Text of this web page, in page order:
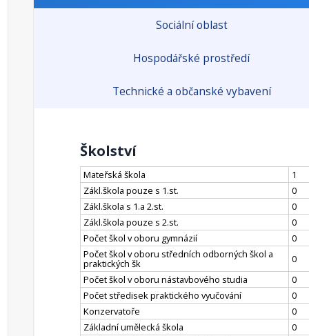
Sociální oblast
Hospodářské prostředí
Technické a občanské vybavení
Školství
Mateřská škola
1
Zákl.škola pouze s 1.st.
0
Zákl.škola s 1.a 2.st.
0
Zákl.škola pouze s 2.st.
0
Počet škol v oboru gymnázií
0
Počet škol v oboru středních odborných škol a
praktických šk
0
Počet škol v oboru nástavbového studia
0
Počet středisek praktického vyučování
0
Konzervatoře
0
Základní umělecká škola
0